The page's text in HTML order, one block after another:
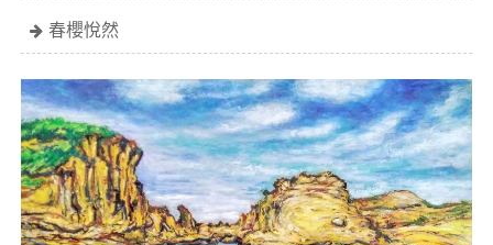
春櫻悅然